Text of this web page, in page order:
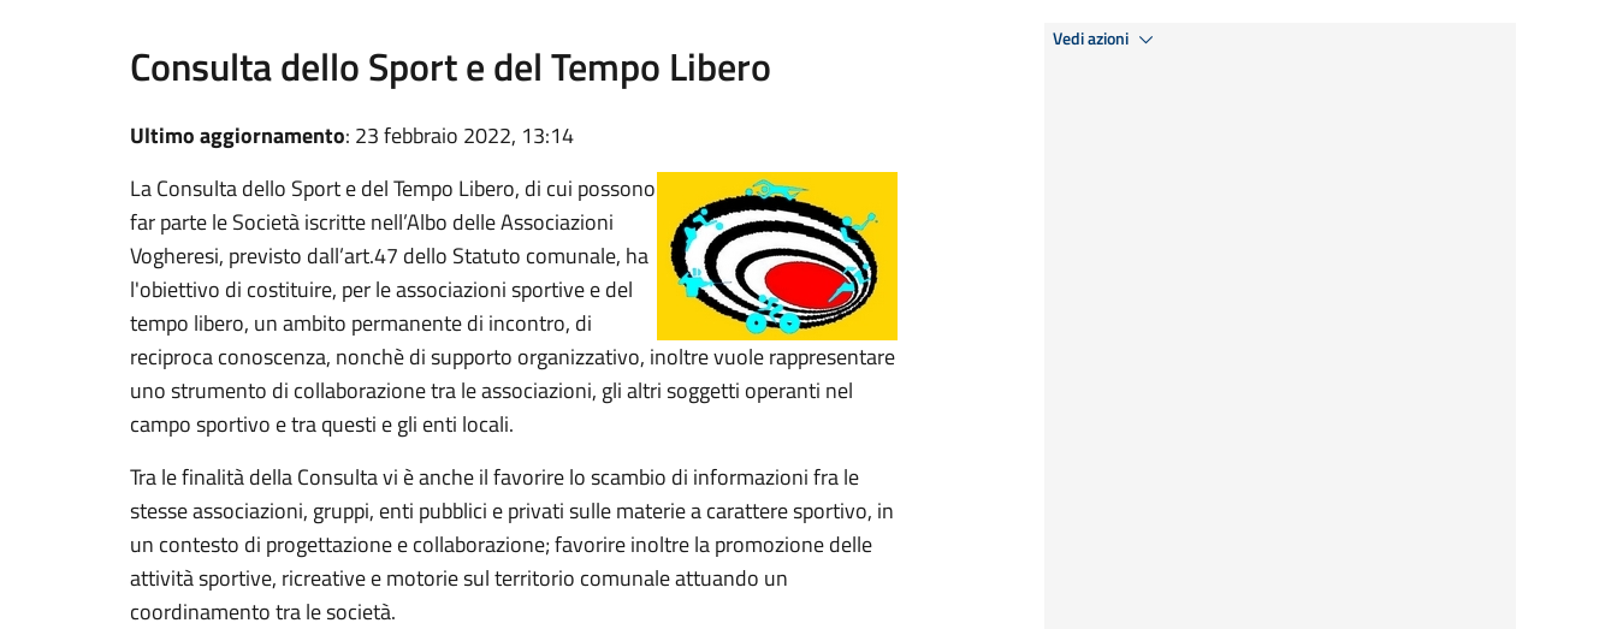
Consulta dello Sport e del Tempo Libero
Ultimo aggiornamento: 23 febbraio 2022, 13:14
La Consulta dello Sport e del Tempo Libero, di cui possono
far parte le Società iscritte nell’Albo delle Associazioni
Vogheresi, previsto dall’art.47 dello Statuto comunale, ha
l'obiettivo di costituire, per le associazioni sportive e del
tempo libero, un ambito permanente di incontro, di
reciproca conoscenza, nonchè di supporto organizzativo, inoltre vuole rappresentare
uno strumento di collaborazione tra le associazioni, gli altri soggetti operanti nel
campo sportivo e tra questi e gli enti locali.
Tra le finalità della Consulta vi è anche il favorire lo scambio di informazioni fra le
stesse associazioni, gruppi, enti pubblici e privati sulle materie a carattere sportivo, in
un contesto di progettazione e collaborazione; favorire inoltre la promozione delle
attività sportive, ricreative e motorie sul territorio comunale attuando un
coordinamento tra le società.
Vedi azioni